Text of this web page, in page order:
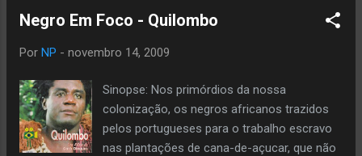
"Emerge Media Film" mergulhou nessa missão de trazer
essa nova vibração das urbes africanas, usando a maior
produtor/director, dirigiu este filme "Hip Hop Colony" que dá
ao Quenia, mais concretamente aos seus artistas a
oportunidade de, atraves do Hip Hop, construir essa imagem
"nova" do co...
Negro Em Foco - Quilombo
Por NP - novembro 14, 2009
Sinopse: Nos primórdios da nossa
colonização, os negros africanos trazidos
pelos portugueses para o trabalho escravo
nas plantações de cana-de-açucar, que não